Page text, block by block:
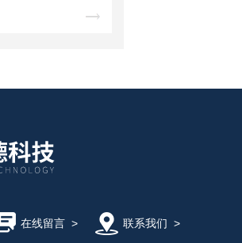
在线留言> 联系我们 >